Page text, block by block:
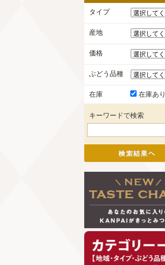
タイプ
産地
価格
ぶどう品種
在庫 在庫あり
キーワードで検索